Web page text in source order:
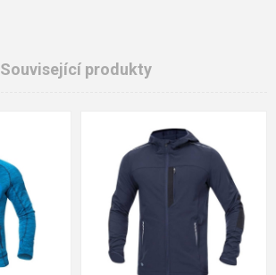
Související produkty